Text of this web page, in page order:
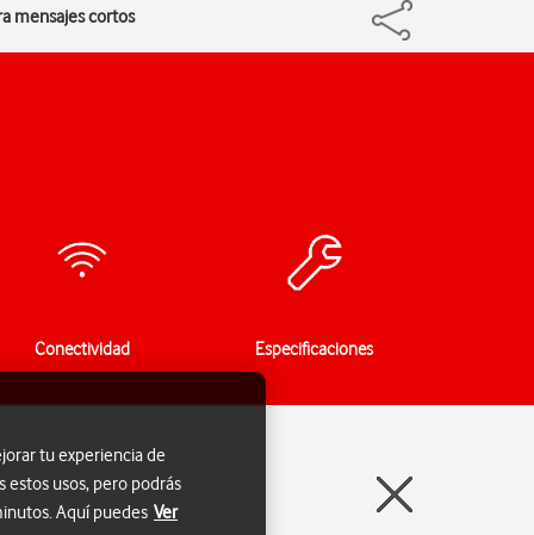
mensajes cortos
Conectividad Especificaciones
tu experiencia de
estos usos, pero podrás
Aquí puedes Ver